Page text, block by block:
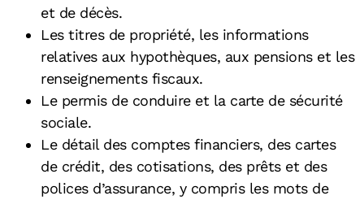
et de décès.
Les titres de propriété, les informations
relatives aux hypothèques, aux pensions et les
renseignements fiscaux.
Le permis de conduire et la carte de sécurité
sociale.
Le détail des comptes financiers, des cartes
de crédit, des cotisations, des prêts et des
polices d’assurance, y compris les mots de